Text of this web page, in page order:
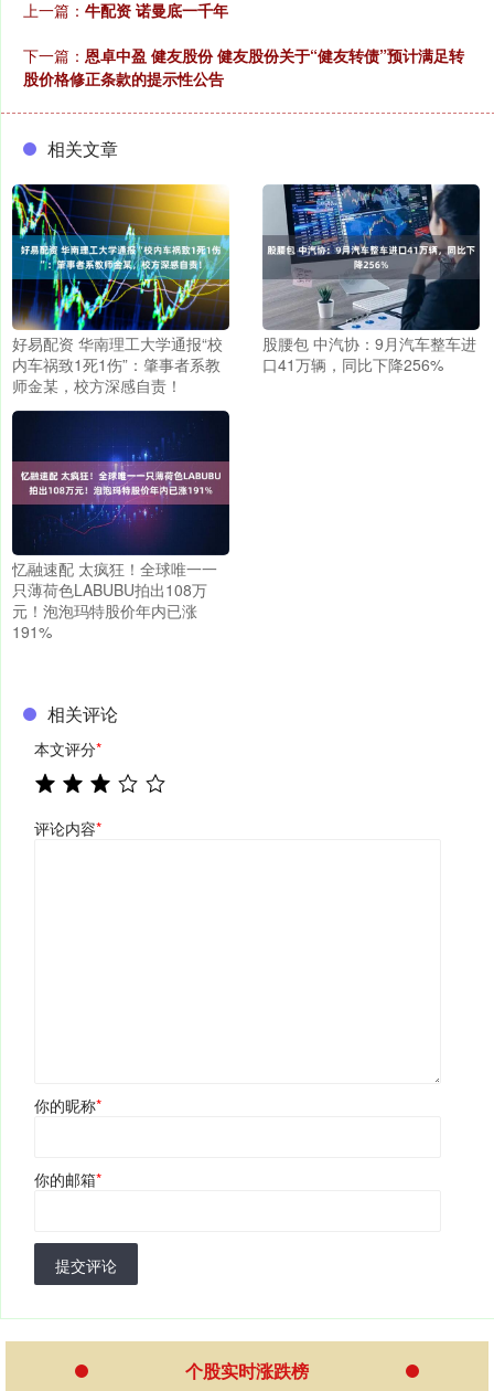
上一篇： 牛配资 诺曼底一千年
下一篇： 恩卓中盈 健友股份 健友股份关于“健友转债”预计满足转
股价格修正条款的提示性公告
相关文章
好易配资 华南理工大学通报“校
内车祸致1死1伤”：肇事者系教
师金某，校方深感自责！
股腰包 中汽协：9月汽车整车进
口41万辆，同比下降256%
忆融速配 太疯狂！全球唯一一
只薄荷色LABUBU拍出108万
元！泡泡玛特股价年内已涨
191%
相关评论
本文评分*
评论内容*
你的昵称*
你的邮箱*
提交评论
个股实时涨跌榜